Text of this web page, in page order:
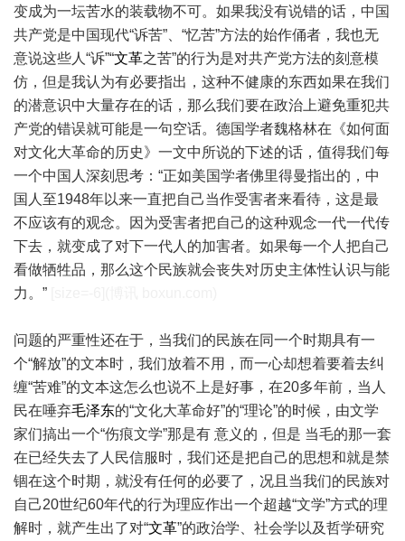
变成为一坛苦水的装载物不可。如果我没有说错的话，中国
共产党是中国现代“诉苦”、“忆苦”方法的始作俑者，我也无
意说这些人“诉”“文革之苦”的行为是对共产党方法的刻意模
仿，但是我认为有必要指出，这种不健康的东西如果在我们
的潜意识中大量存在的话，那么我们要在政治上避免重犯共
产党的错误就可能是一句空话。德国学者魏格林在《如何面
对文化大革命的历史》一文中所说的下述的话，值得我们每
一个中国人深刻思考：“正如美国学者佛里得曼指出的，中
国人至1948年以来一直把自己当作受害者来看待，这是最
不应该有的观念。因为受害者把自己的这种观念一代一代传
下去，就变成了对下一代人的加害者。如果每一个人把自己
看做牺牲品，那么这个民族就会丧失对历史主体性认识与能
力。”
问题的严重性还在于，当我们的民族在同一个时期具有一
个“解放”的文本时，我们放着不用，而一心却想着要着去纠
缠“苦难”的文本这怎么也说不上是好事，在20多年前，当人
民在唾弃毛泽东的“文化大革命好”的“理论”的时候，由文学
家们搞出一个“伤痕文学”那是有 意义的，但是 当毛的那一套
在已经失去了人民信服时，我们还是把自己的思想和就是禁
锢在这个时期，就没有任何的必要了，况且当我们的民族对
自己20世纪60年代的行为理应作出一个超越“文学”方式的理
解时，就产生出了对“文革”的政治学、社会学以及哲学研究